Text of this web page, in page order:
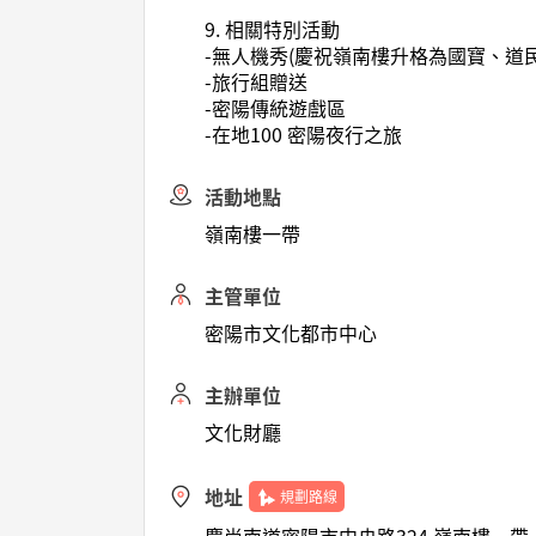
9. 相關特別活動
-無人機秀(慶祝嶺南樓升格為國寶、道
-旅行組贈送
-密陽傳統遊戲區
-在地100 密陽夜行之旅
活動地點
嶺南樓一帶
主管單位
密陽市文化都市中心
主辦單位
文化財廳
地址 規劃路線